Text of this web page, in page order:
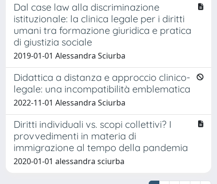
Dal case law alla discriminazione
istituzionale: la clinica legale per i diritti
umani tra formazione giuridica e pratica
di giustizia sociale
2019-01-01 Alessandra Sciurba
Didattica a distanza e approccio clinico-
legale: una incompatibilità emblematica
2022-11-01 Alessandra Sciurba
Diritti individuali vs. scopi collettivi? I
provvedimenti in materia di
immigrazione al tempo della pandemia
2020-01-01 alessandra sciurba